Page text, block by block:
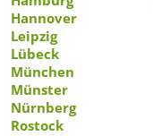
Hannover
Leipzig
Lübeck
München
Münster
Nürnberg
Rostock